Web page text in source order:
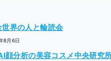
界の人と輪読会
8月6日
顔分析の美容コスメ中央研究